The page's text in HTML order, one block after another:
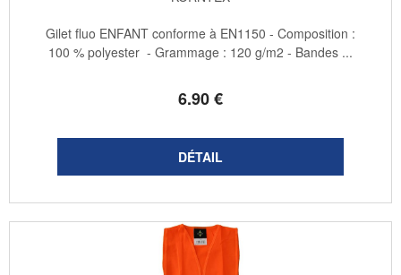
6.90€
Gilet fluo ENFANT conforme à EN1150 - Composition :
100 % polyester - Grammage : 120 g/m2 - Bandes ...